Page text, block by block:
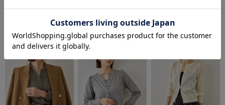
イネックニット/アンサ
ンブル対応・イージーケ
限定サイズ】
¥23,100
イネックニット/アンサ
ンブル対応・イージーケ
ア【J'aDoRe・一部店舗
限定サイズ】
¥23,100
幾何学パターンプリント
ブラウス/セットアップ
対応
¥29,700
予約